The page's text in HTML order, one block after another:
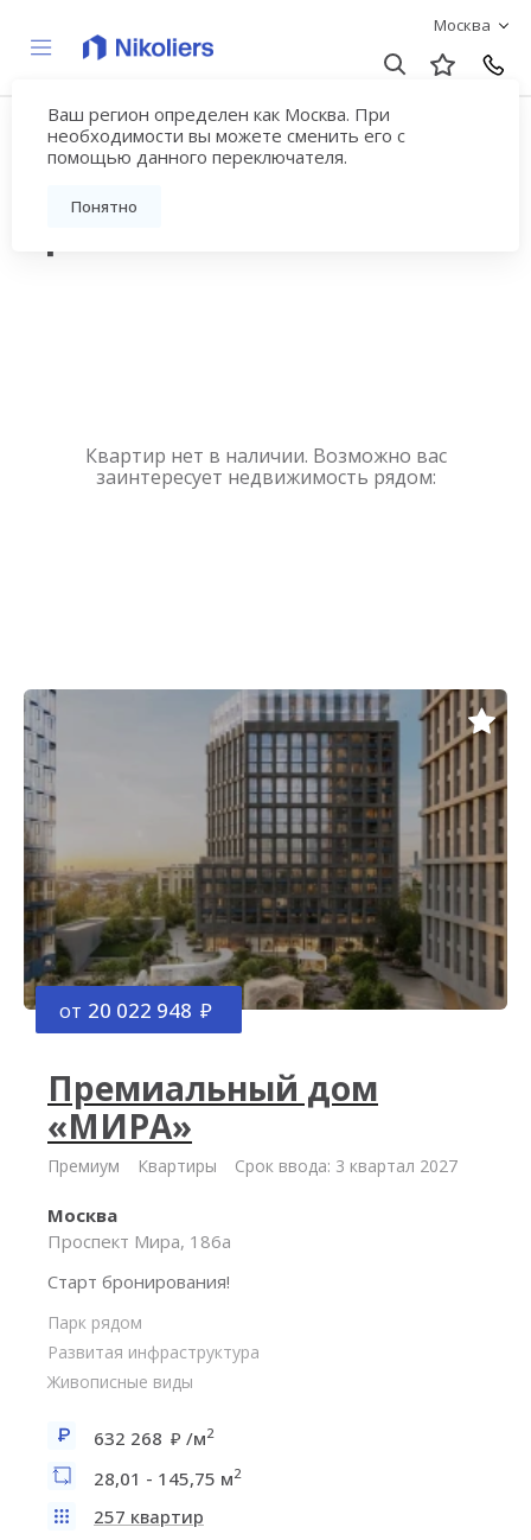
Москва
Ваш регион определен как Москва. При
необходимости вы можете сменить его с
помощью данного переключателя.
Понятно
Купить квартиру
новостройку у метро
Квартир нет в наличии. Возможно вас
заинтересует недвижимость рядом:
от 20 022 948
Премиальный дом
«МИРА»
Премиум Квартиры Срок ввода: 3 квартал 2027
Москва
Проспект Мира, 186а
Старт бронирования!
Парк рядом
Развитая инфраструктура
Живописные виды
632 268 /м2
28,01 - 145,75 м2
257 квартир